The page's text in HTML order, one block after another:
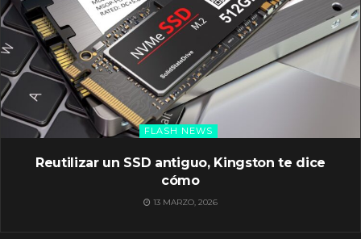
FLASH NEWS
Reutilizar un SSD antiguo, Kingston te dice
cómo
13 MARZO, 2026